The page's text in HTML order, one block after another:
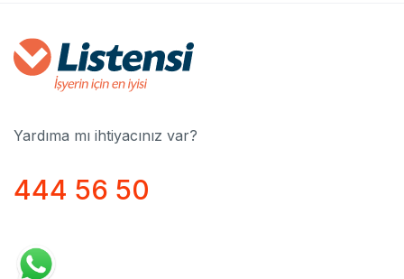
Yardıma mı ihtiyacınız var?
444 56 50